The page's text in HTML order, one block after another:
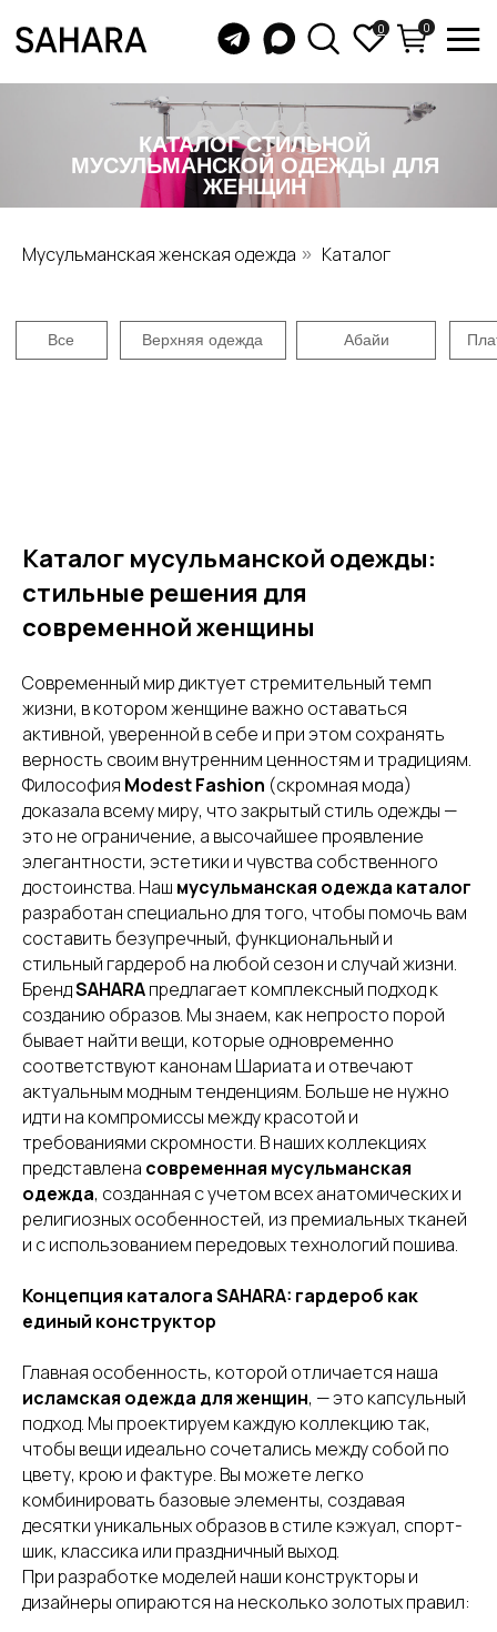
КАТАЛОГ СТИЛЬНОЙ
МУСУЛЬМАНСКОЙ ОДЕЖДЫ ДЛЯ
ЖЕНЩИН
Мусульманская женская одежда » Каталог
Каталог мусульманской одежды:
стильные решения для
современной женщины
Современный мир диктует стремительный темп
жизни, в котором женщине важно оставаться
активной, уверенной в себе и при этом сохранять
верность своим внутренним ценностям и традициям.
Философия Modest Fashion (скромная мода)
доказала всему миру, что закрытый стиль одежды —
это не ограничение, а высочайшее проявление
элегантности, эстетики и чувства собственного
достоинства. Наш мусульманская одежда каталог
разработан специально для того, чтобы помочь вам
составить безупречный, функциональный и
стильный гардероб на любой сезон и случай жизни.
БрендSAHARAпредлагает комплексный подход к
созданию образов. Мы знаем, как непросто порой
бывает найти вещи, которые одновременно
соответствуют канонам Шариата и отвечают
актуальным модным тенденциям. Больше не нужно
идти на компромиссы между красотой и
требованиями скромности. В наших коллекциях
представлена современная мусульманская
одежда, созданная с учетом всех анатомических и
религиозных особенностей, из премиальных тканей
и с использованием передовых технологий пошива.
Концепция каталога SAHARA: гардероб как
единый конструктор
Главная особенность, которой отличается наша
исламская одежда для женщин, — это капсульный
подход. Мы проектируем каждую коллекцию так,
чтобы вещи идеально сочетались между собой по
цвету, крою и фактуре. Вы можете легко
комбинировать базовые элементы, создавая
десятки уникальных образов в стиле кэжуал, спорт-
шик, классика или праздничный выход.
При разработке моделей наши конструкторы и
дизайнеры опираются на несколько золотых правил: